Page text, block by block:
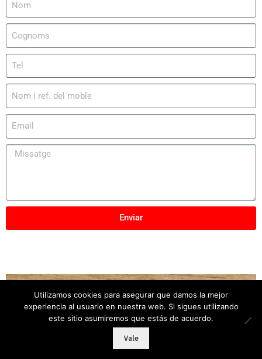
Enviar
Copyright © 2025 Mobles Elber – Tots els drets
reservats
Utilizamos cookies para asegurar que damos la mejor
experiencia al usuario en nuestra web. Si sigues utilizando
este sitio asumiremos que estás de acuerdo.
Vale